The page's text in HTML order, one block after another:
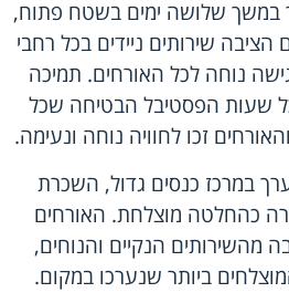
במשך שלושה ימים בשטח פתוח,
שירותים ניידים בכל רחבי
נוחה לכל האורחים. תמיכה
שעות הפסטיבל הבטיחה שכל
זכו לחוויה נוחה ונעימה.
במרכז כנסים גדול, השכרת
כהחלטה מוצלחת. האורחים
מהשירותים הנקיים והנוחים,
ביותר שנערכו במקום.